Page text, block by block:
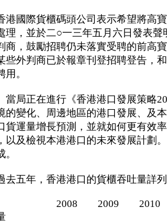
國際貨櫃碼頭公司表示希望將高寶
理，並於二○一三年五月六日發表
商，鼓勵招聘仍未落實受聘的前高
些外判商已於報章刊登招聘登告，
用。
當局正在進行《香港港口發展策略
的變化、周邊地區的港口發展、及
貨運量增長預測，並就如何更有效
以及檢視本港港口的未來發展計劃
五年，香港港口的貨櫃吞吐量詳列
2009 2010